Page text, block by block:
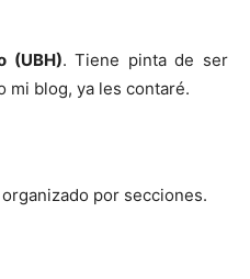
(UBH). Tiene pinta de ser
mi blog, ya les contaré.
por secciones.